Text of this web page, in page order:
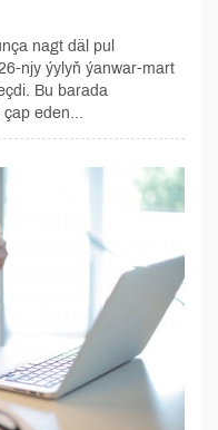
nagt däl pul
njy ýylyň ýanwar-mart
Bu barada
eden...